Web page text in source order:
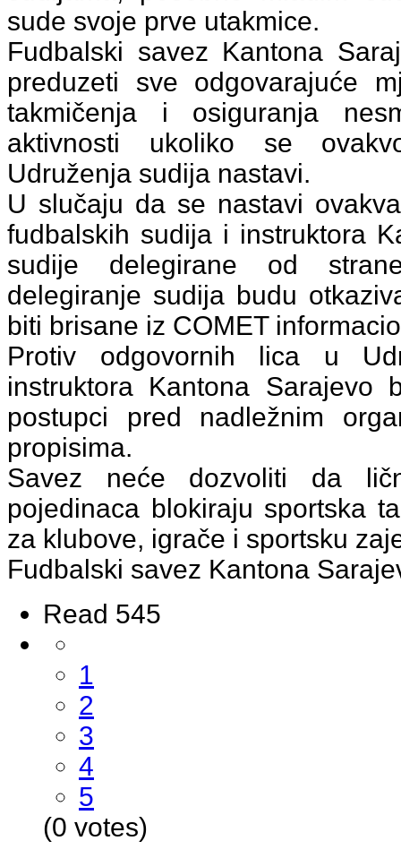
sude svoje prve utakmice.
Fudbalski savez Kantona
preduzeti sve odgovarajuće
takmičenja i osiguranja
aktivnosti ukoliko se
Udruženja sudija nastavi.
U slučaju da se nastavi
fudbalskih sudija i instruktora
sudije delegirane od
delegiranje sudija budu
biti brisane iz COMET
Protiv odgovornih lica u
instruktora Kantona Sarajevo
postupci pred nadležnim
propisima.
Savez neće dozvoliti da
pojedinaca blokiraju sportska
za klubove, igrače i sportsku
Fudbalski savez Kantona
Read 545
1
2
3
4
5
(0 votes)